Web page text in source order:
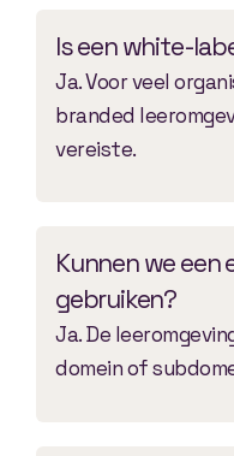
Is een white-
Ja. Voor veel
branded
vereiste.
Kunnen we een
gebruiken?
Ja. De
domein of